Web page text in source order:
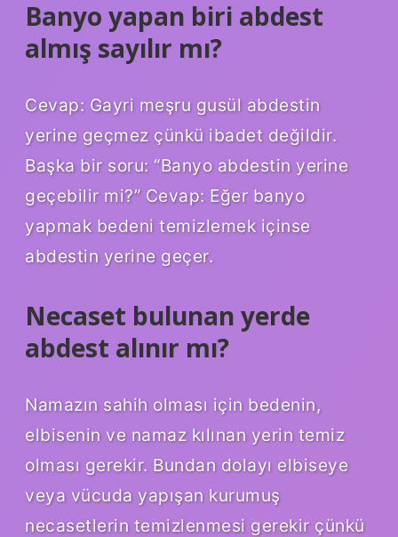
Banyo yapan biri abdest
almış sayılır mı?
Cevap: Gayri meşru gusül abdestin
yerine geçmez çünkü ibadet değildir.
Başka bir soru: “Banyo abdestin yerine
geçebilir mi?” Cevap: Eğer banyo
yapmak bedeni temizlemek içinse
abdestin yerine geçer.
Necaset bulunan yerde
abdest alınır mı?
Namazın sahih olması için bedenin,
elbisenin ve namaz kılınan yerin temiz
olması gerekir. Bundan dolayı elbiseye
veya vücuda yapışan kurumuş
necasetlerin temizlenmesi gerekir çünkü